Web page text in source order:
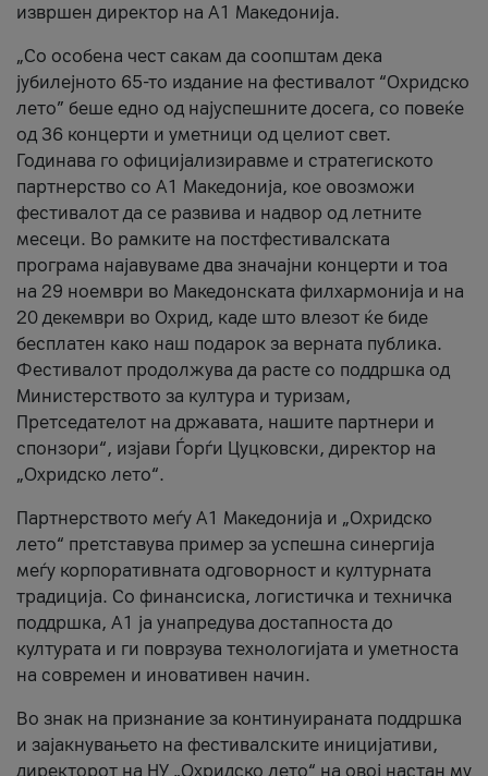
извршен директор на A1 Македонија.
„Со особена чест сакам да соопштам дека
јубилејното 65-то издание на фестивалот “Охридско
лето” беше едно од најуспешните досега, со повеќе
од 36 концерти и уметници од целиот свет.
Годинава го официјализиравме и стратегиското
партнерство со А1 Македонија, кое овозможи
фестивалот да се развива и надвор од летните
месеци. Во рамките на постфестивалската
програма најавуваме два значајни концерти и тоа
на 29 ноември во Македонската филхармонија и на
20 декември во Охрид, каде што влезот ќе биде
бесплатен како наш подарок за верната публика.
Фестивалот продолжува да расте со поддршка од
Министерството за култура и туризам,
Претседателот на државата, нашите партнери и
спонзори“, изјави Ѓорѓи Цуцковски, директор на
„Охридско лето“.
Партнерството меѓу A1 Македонија и „Охридско
лето“ претставува пример за успешна синергија
меѓу корпоративната одговорност и културната
традиција. Со финансиска, логистичка и техничка
поддршка, A1 ја унапредува достапноста до
културата и ги поврзува технологијата и уметноста
на современ и иновативен начин.
Во знак на признание за континуираната поддршка
и зајакнувањето на фестивалските иницијативи,
директорот на НУ „Охридско лето“ на овој настан му